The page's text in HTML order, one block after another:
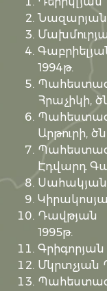
Նազարյան
1994թ.
Հրաչիկի,
Արթուրի,
Էդվարդ
Սահակյան
1995թ.
Մկրտչյան